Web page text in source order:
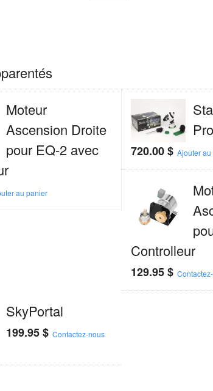
Moteur
Ascension Droite
pour EQ-2 avec
au panier
720.00$ Ajouter
Controlleur
129.95$
SkyPortal
199.95$ Contactez-nous